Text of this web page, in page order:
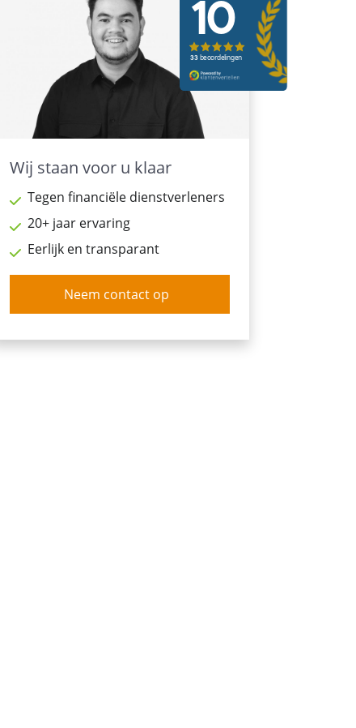
Wij staan voor u klaar
Tegen financiële dienstverleners
20+ jaar ervaring
Eerlijk en transparant
Neem contact op